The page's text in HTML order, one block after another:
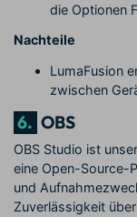
die Optionen
Nachteile
LumaFusion
zwischen
6. OBS
OBS Studio ist
eine Open-Source-
und
Zuverlässigkeit